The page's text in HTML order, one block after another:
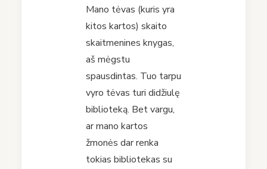
Mano tėvas (kuris yra
kitos kartos) skaito
skaitmenines knygas,
aš mėgstu
spausdintas. Tuo tarpu
vyro tėvas turi didžiulę
biblioteką. Bet vargu,
ar mano kartos
žmonės dar renka
tokias bibliotekas su